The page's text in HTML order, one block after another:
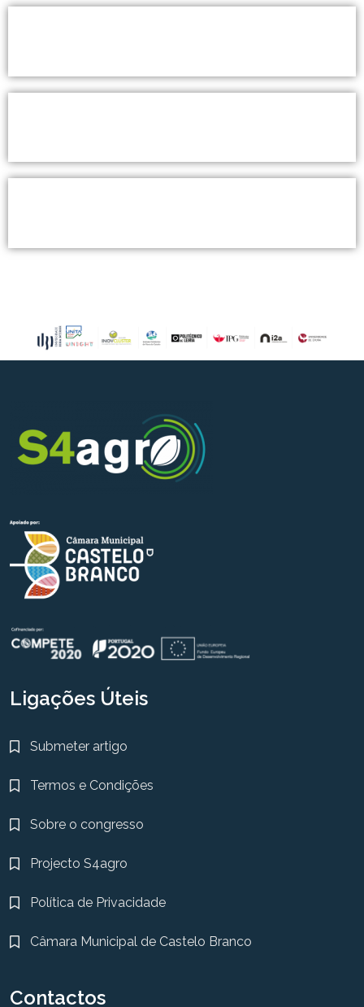
Ligações Úteis
Submeter artigo
Termos e Condições
Sobre o congresso
Projecto S4agro
Política de Privacidade
Câmara Municipal de Castelo Branco
Contactos